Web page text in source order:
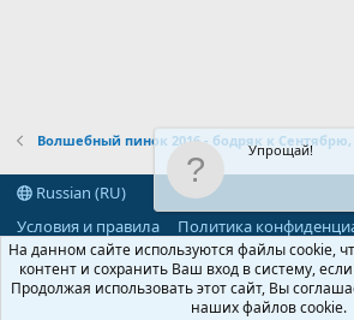
Волшебный пинок 2016 - бодряк к
Russian (RU)
Условия и правила
Политика
R
S
Community platform by XenForo® © 2010-2026
Parts of this site powered byadd-ons from
Упрощай!
На данном сайте используются файлы cookie,
контент и сохранить Ваш вход в систему,
Продолжая использовать этот сайт, Вы
наших файлов cookie.